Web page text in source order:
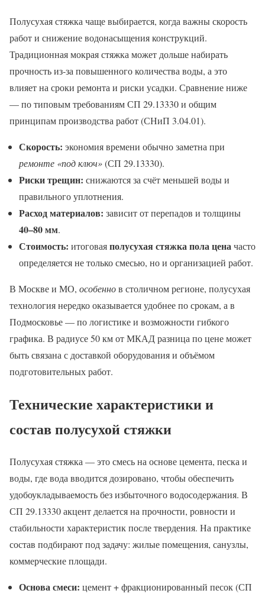
Полусухая стяжка чаще выбирается, когда важны скорость
работ и снижение водонасыщения конструкций.
Традиционная мокрая стяжка может дольше набирать
прочность из‑за повышенного количества воды, а это
влияет на сроки ремонта и риски усадки. Сравнение ниже
— по типовым требованиям СП 29.13330 и общим
принципам производства работ (СНиП 3.04.01).
Скорость: экономия времени обычно заметна при
ремонте «под ключ»(СП 29.13330).
Риски трещин: снижаются за счёт меньшей воды и
правильного уплотнения.
Расход материалов: зависит от перепадов и толщины
40–80 мм.
Стоимость: итоговаяполусухая стяжка пола ценачасто
определяется не только смесью, но и организацией работ.
В Москве и МО, особеннов столичном регионе, полусухая
технология нередко оказывается удобнее по срокам, а в
Подмосковье — по логистике и возможности гибкого
графика. В радиусе 50 км от МКАД разница по цене может
быть связана с доставкой оборудования и объёмом
подготовительных работ.
Технические характеристики и
состав полусухой стяжки
Полусухая стяжка — это смесь на основе цемента, песка и
воды, где вода вводится дозировано, чтобы обеспечить
удобоукладываемость без избыточного водосодержания. В
СП 29.13330 акцент делается на прочности, ровности и
стабильности характеристик после твердения. На практике
состав подбирают под задачу: жилые помещения, санузлы,
коммерческие площади.
Основа смеси: цемент + фракционированный песок (СП